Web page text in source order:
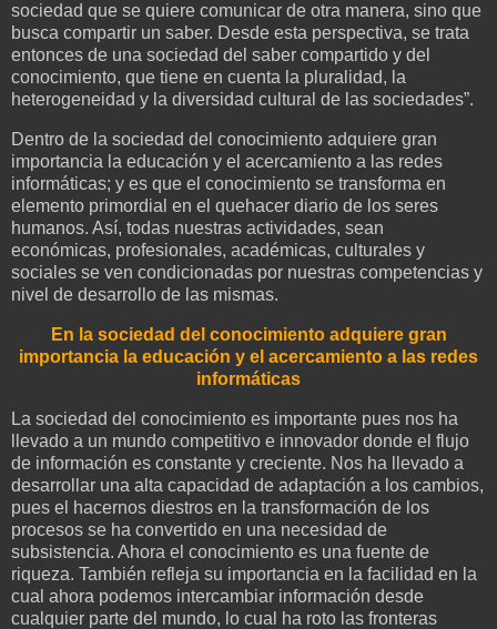
sociedad que se quiere comunicar de otra manera, sino que
busca compartir un saber. Desde esta perspectiva, se trata
entonces de una sociedad del saber compartido y del
conocimiento, que tiene en cuenta la pluralidad, la
heterogeneidad y la diversidad cultural de las sociedades”.
Dentro de la sociedad del conocimiento adquiere gran
importancia la educación y el acercamiento a las redes
informáticas; y es que el conocimiento se transforma en
elemento primordial en el quehacer diario de los seres
humanos. Así, todas nuestras actividades, sean
económicas, profesionales, académicas, culturales y
sociales se ven condicionadas por nuestras competencias y
nivel de desarrollo de las mismas.
En la sociedad del conocimiento adquiere gran
importancia la educación y el acercamiento a las redes
informáticas
La sociedad del conocimiento es importante pues nos ha
llevado a un mundo competitivo e innovador donde el flujo
de información es constante y creciente. Nos ha llevado a
desarrollar una alta capacidad de adaptación a los cambios,
pues el hacernos diestros en la transformación de los
procesos se ha convertido en una necesidad de
subsistencia. Ahora el conocimiento es una fuente de
riqueza. También refleja su importancia en la facilidad en la
cual ahora podemos intercambiar información desde
cualquier parte del mundo, lo cual ha roto las fronteras